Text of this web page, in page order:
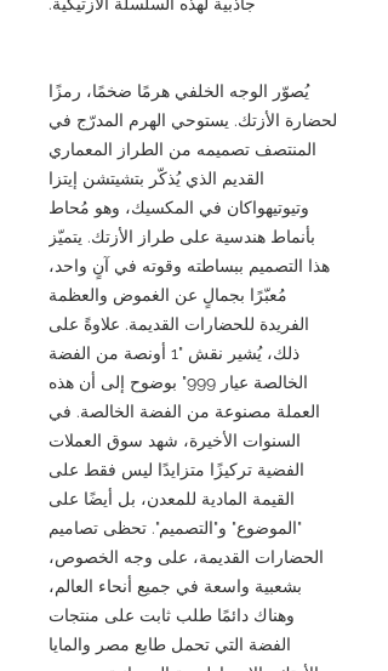
يُصوّر الوجه الخلفي هرمًا ضخمًا، رمزًا
لحضارة الأزتك. يستوحي الهرم المدرّج في
المنتصف تصميمه من الطراز المعماري
القديم الذي يُذكّر بتشيتشن إيتزا
وتيوتيهواكان في المكسيك، وهو مُحاط
بأنماط هندسية على طراز الأزتك. يتميّز
هذا التصميم ببساطته وقوته في آنٍ واحد،
مُعبّرًا بجمالٍ عن الغموض والعظمة
الفريدة للحضارات القديمة. علاوةً على
ذلك، يُشير نقش "1 أونصة من الفضة
الخالصة عيار 999" بوضوح إلى أن هذه
العملة مصنوعة من الفضة الخالصة. في
السنوات الأخيرة، شهد سوق العملات
الفضية تركيزًا متزايدًا ليس فقط على
القيمة المادية للمعدن، بل أيضًا على
"الموضوع" و"التصميم". تحظى تصاميم
الحضارات القديمة، على وجه الخصوص،
بشعبية واسعة في جميع أنحاء العالم،
وهناك دائمًا طلب ثابت على منتجات
الفضة التي تحمل طابع مصر والمايا